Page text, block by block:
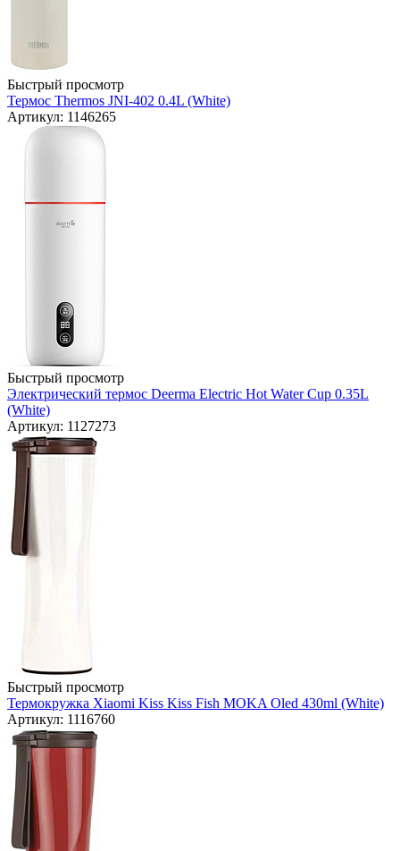
Быстрый просмотр
Термос Thermos JNI-402 0.4L (White)
Артикул: 1146265
Быстрый просмотр
Электрический термос Deerma Electric Hot Water Cup 0.35L
(White)
Артикул: 1127273
Быстрый просмотр
Термокружка Xiaomi Kiss Kiss Fish MOKA Oled 430ml (White)
Артикул: 1116760